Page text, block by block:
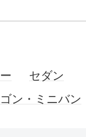
セダン
ン・ミニバン